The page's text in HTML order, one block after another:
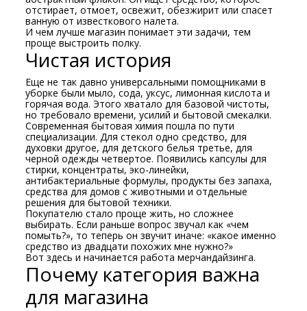
отстирает, отмоет, освежит, обезжирит или спасет
ванную от известкового налета.
И чем лучше магазин понимает эти задачи, тем
проще выстроить полку.
Чистая история
Еще не так давно универсальными помощниками в
уборке были мыло, сода, уксус, лимонная кислота и
горячая вода. Этого хватало для базовой чистоты,
но требовало времени, усилий и бытовой смекалки.
Современная бытовая химия пошла по пути
специализации. Для стекол одно средство, для
духовки другое, для детского белья третье, для
черной одежды четвертое. Появились капсулы для
стирки, концентраты, эко-линейки,
антибактериальные формулы, продукты без запаха,
средства для домов с животными и отдельные
решения для бытовой техники.
Покупателю стало проще жить, но сложнее
выбирать. Если раньше вопрос звучал как «чем
помыть?», то теперь он звучит иначе: «какое именно
средство из двадцати похожих мне нужно?»
Вот здесь и начинается работа мерчандайзинга.
Почему категория важна
для магазина